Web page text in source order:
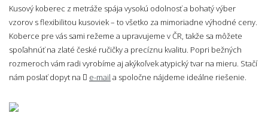
Kusový koberec z metráže spája vysokú odolnosť a bohatý výber
vzorov s flexibilitou kusoviek – to všetko za mimoriadne výhodné ceny.
Koberce pre vás sami režeme a upravujeme v ČR, takže sa môžete
spoľahnúť na zlaté české ručičky a precíznu kvalitu. Popri bežných
rozmeroch vám radi vyrobíme aj akýkoľvek atypický tvar na mieru. Stačí
nám poslať dopyt na
e-mail a spoločne nájdeme ideálne riešenie.